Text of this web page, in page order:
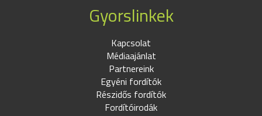
Gyorslinkek
Kapcsolat
Médiaajánlat
Partnereink
Egyéni fordítók
Részidős fordítók
Fordítóirodák